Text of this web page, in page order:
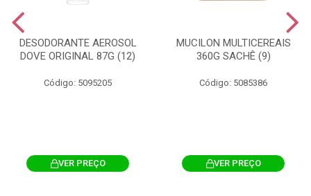
DESODORANTE AEROSOL
DOVE ORIGINAL 87G (12)
Código: 5095205
VER PREÇO
MUCILON MULTICEREAIS
360G SACHÊ (9)
Código: 5085386
VER PREÇO